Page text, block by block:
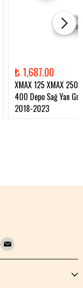
₺ 1,687.00
XMAX 125 XMAX 250
400 Depo Sağ Yan
2018-2023